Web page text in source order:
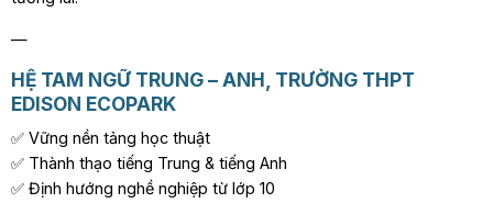
—
HỆ TAM NGỮ TRUNG – ANH, TRƯỜNG THPT
EDISON ECOPARK
✅ Vững nền tảng học thuật
✅ Thành thạo tiếng Trung & tiếng Anh
✅ Định hướng nghề nghiệp từ lớp 10